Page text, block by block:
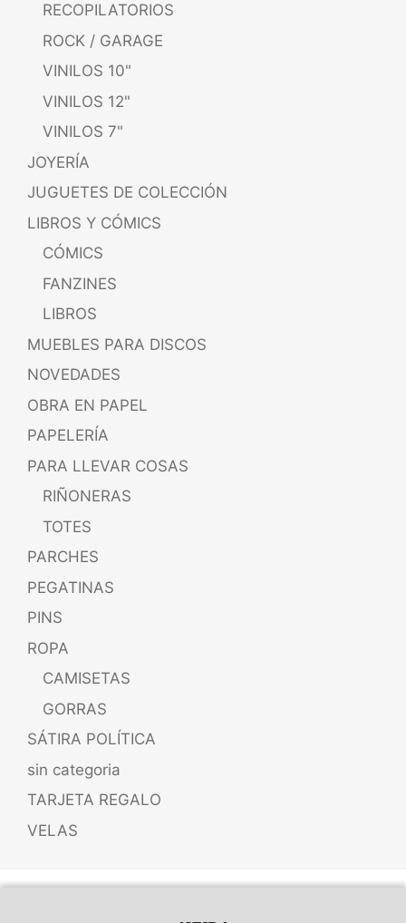
RECOPILATORIOS
ROCK / GARAGE
VINILOS 10"
VINILOS 12"
VINILOS 7"
JOYERÍA
JUGUETES DE COLECCIÓN
LIBROS Y CÓMICS
CÓMICS
FANZINES
LIBROS
MUEBLES PARA DISCOS
NOVEDADES
OBRA EN PAPEL
PAPELERÍA
PARA LLEVAR COSAS
RIÑONERAS
TOTES
PARCHES
PEGATINAS
PINS
ROPA
CAMISETAS
GORRAS
SÁTIRA POLÍTICA
sin categoria
TARJETA REGALO
VELAS